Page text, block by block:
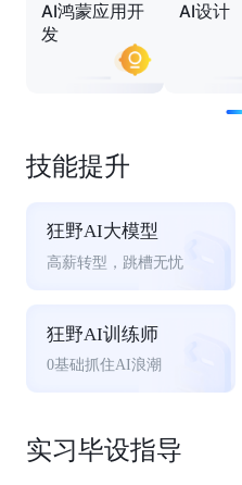
AI鸿蒙应用开
发
AI设计
技能提升
狂野AI大模型
高薪转型，跳槽无忧
狂野AI训练师
0基础抓住AI浪潮
实习毕设指导